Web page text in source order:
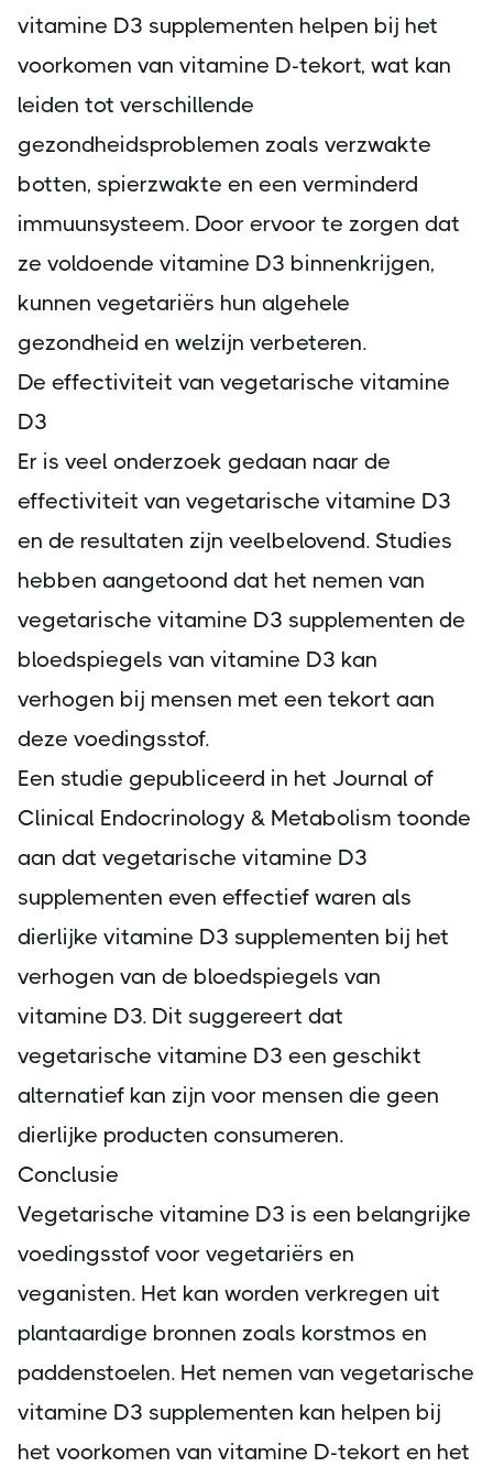
vitamine D3 supplementen helpen bij het
voorkomen van vitamine D-tekort, wat kan
leiden tot verschillende
gezondheidsproblemen zoals verzwakte
botten, spierzwakte en een verminderd
immuunsysteem. Door ervoor te zorgen dat
ze voldoende vitamine D3 binnenkrijgen,
kunnen vegetariërs hun algehele
gezondheid en welzijn verbeteren.
De effectiviteit van vegetarische vitamine
D3
Er is veel onderzoek gedaan naar de
effectiviteit van vegetarische vitamine D3
en de resultaten zijn veelbelovend. Studies
hebben aangetoond dat het nemen van
vegetarische vitamine D3 supplementen de
bloedspiegels van vitamine D3 kan
verhogen bij mensen met een tekort aan
deze voedingsstof.
Een studie gepubliceerd in het Journal of
Clinical Endocrinology & Metabolism toonde
aan dat vegetarische vitamine D3
supplementen even effectief waren als
dierlijke vitamine D3 supplementen bij het
verhogen van de bloedspiegels van
vitamine D3. Dit suggereert dat
vegetarische vitamine D3 een geschikt
alternatief kan zijn voor mensen die geen
dierlijke producten consumeren.
Conclusie
Vegetarische vitamine D3 is een belangrijke
voedingsstof voor vegetariërs en
veganisten. Het kan worden verkregen uit
plantaardige bronnen zoals korstmos en
paddenstoelen. Het nemen van vegetarische
vitamine D3 supplementen kan helpen bij
het voorkomen van vitamine D-tekort en het